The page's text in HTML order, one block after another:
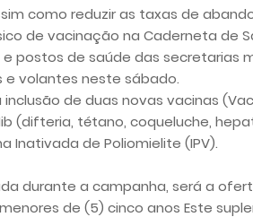
como reduzir as taxas de
de vacinação na Caderneta de
postos de saúde das secretarias
e volantes neste sábado.
de duas novas vacinas
(difteria, tétano, coqueluche,
Inativada de Poliomielite (IPV).
durante a campanha, será a
de (5) cinco anos Este